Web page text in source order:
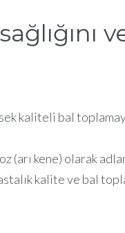
kaliteli bal
kene) olarak
kalite ve bal